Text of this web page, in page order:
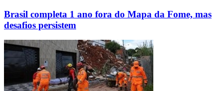
Brasil completa 1 ano fora do Mapa da Fome, mas
desafios persistem